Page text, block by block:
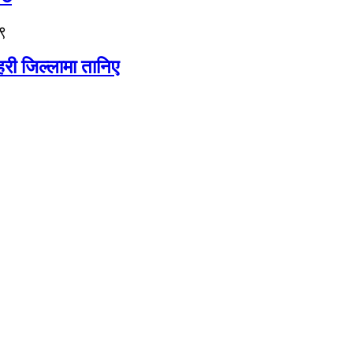
जिल्लामा तानिए